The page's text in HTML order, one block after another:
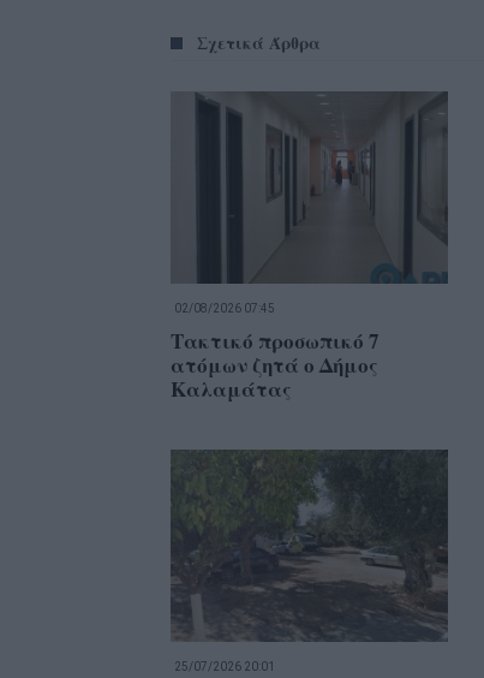
Σχετικά Άρθρα
02/08/2026 07:45
Τακτικό προσωπικό 7
ατόμων ζητά ο Δήμος
Καλαμάτας
25/07/2026 20:01